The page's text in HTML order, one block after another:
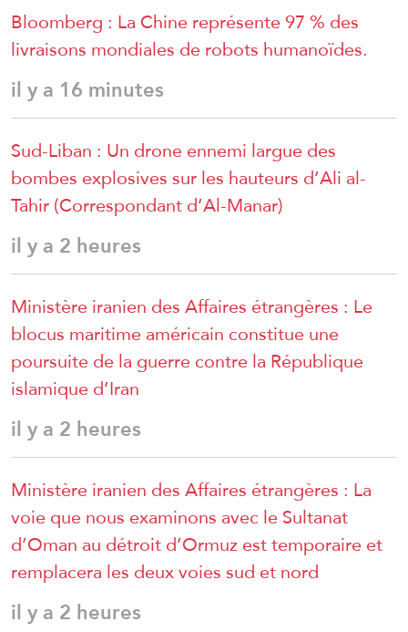
Bloomberg : La Chine représente 97 % des
livraisons mondiales de robots humanoïdes.
il y a 16 minutes
Sud-Liban : Un drone ennemi largue des
bombes explosives sur les hauteurs d’Ali al-
Tahir (Correspondant d’Al-Manar)
il y a 2 heures
Ministère iranien des Affaires étrangères : Le
blocus maritime américain constitue une
poursuite de la guerre contre la République
islamique d’Iran
il y a 2 heures
Ministère iranien des Affaires étrangères : La
voie que nous examinons avec le Sultanat
d’Oman au détroit d’Ormuz est temporaire et
remplacera les deux voies sud et nord
il y a 2 heures